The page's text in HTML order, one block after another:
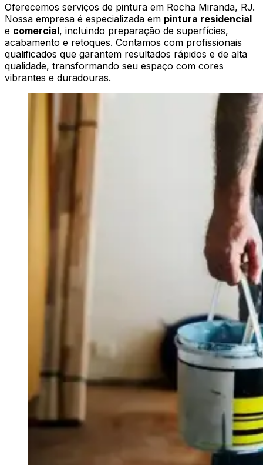
Oferecemos serviços de pintura em Rocha Miranda, RJ.
Nossa empresa é especializada em pintura residencial
e comercial, incluindo preparação de superfícies,
acabamento e retoques. Contamos com profissionais
qualificados que garantem resultados rápidos e de alta
qualidade, transformando seu espaço com cores
vibrantes e duradouras.